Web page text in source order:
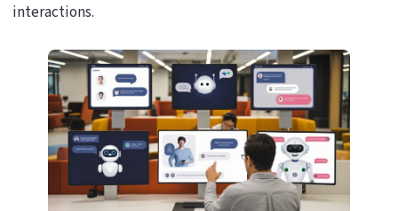
interactions.